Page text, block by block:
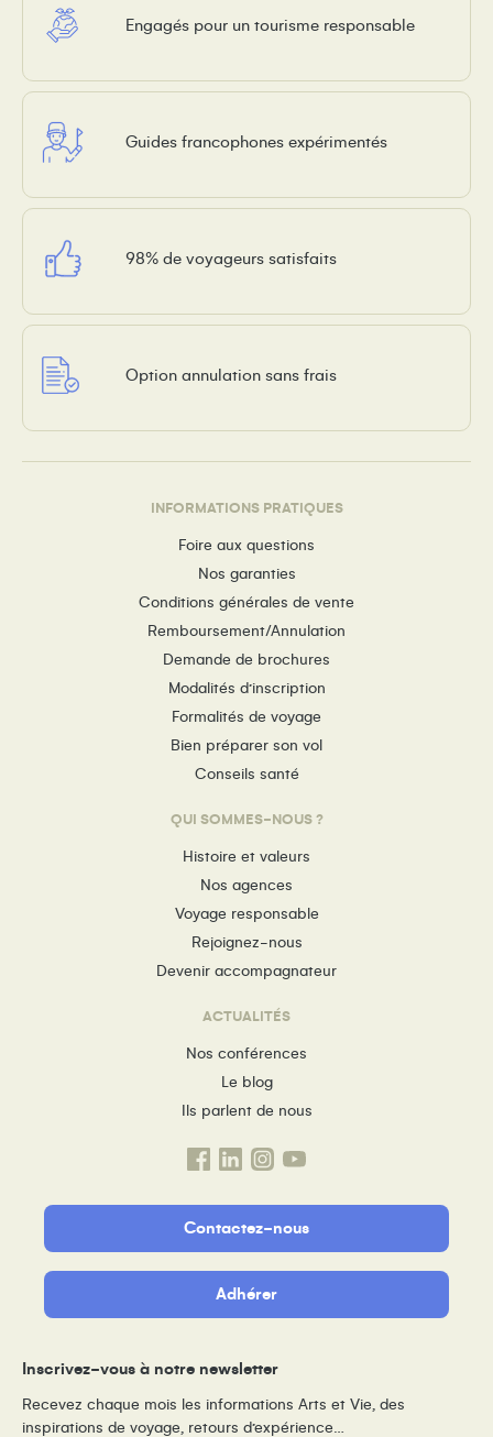
Engagés pour un tourisme responsable
Guides francophones expérimentés
98% de voyageurs satisfaits
Option annulation sans frais
INFORMATIONS PRATIQUES
Foire aux questions
Nos garanties
Conditions générales de vente
Remboursement/Annulation
Demande de brochures
Modalités d’inscription
Formalités de voyage
Bien préparer son vol
Conseils santé
QUI SOMMES-NOUS ?
Histoire et valeurs
Nos agences
Voyage responsable
Rejoignez-nous
Devenir accompagnateur
ACTUALITÉS
Nos conférences
Le blog
Ils parlent de nous
Contactez-nous
Adhérer
Inscrivez-vous à notre newsletter
Recevez chaque mois les informations Arts et Vie, des
inspirations de voyage, retours d’expérience…